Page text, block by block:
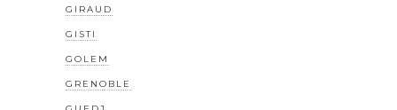
GIRAUD
GISTI
GOLEM
GRENOBLE